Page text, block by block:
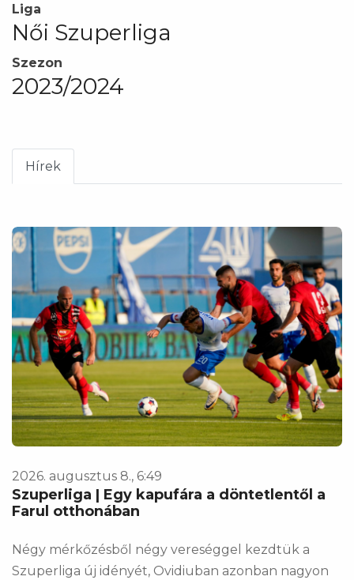
Liga
Női Szuperliga
Szezon
2023/2024
Hírek
2026. augusztus 8., 6:49
Szuperliga | Egy kapufára a döntetlentől a
Farul otthonában
Négy mérkőzésből négy vereséggel kezdtük a
Szuperliga új idényét, Ovidiuban azonban nagyon